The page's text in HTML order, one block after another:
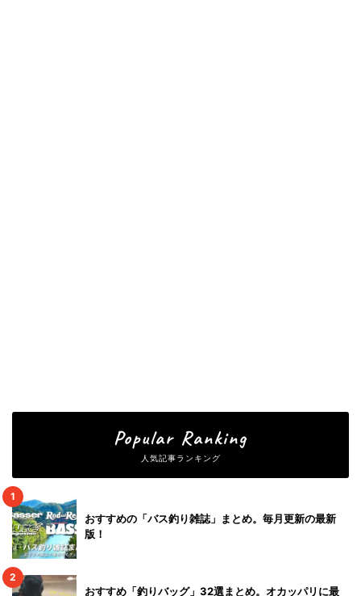
人気記事ランキング
Popular Ranking
おすすめの「バス釣り雑誌」まとめ。毎月更新の最新
版！
1
おすすめ「釣りバッグ」32選まとめ。オカッパリに最
2